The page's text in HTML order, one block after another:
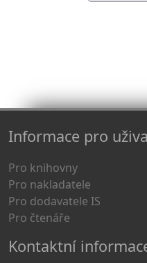
Informace pro
Pro knihovny
Pro nakladatele
Pro dodavatele IS
Pro čtenáře
Kontaktní